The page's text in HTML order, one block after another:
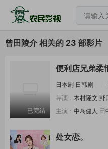
曾田陵介 相关的 23 部影片
已完结
便利店兄弟柔
日本剧 日韩剧
导演： 木村隆文 野
主演： 中岛健人 田
处女恋。